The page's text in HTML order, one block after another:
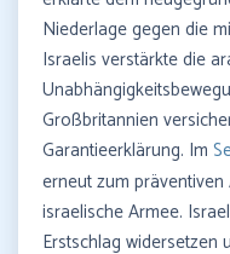
Niederlage gegen die
Israelis verstärkte die
Großbritannien
Garantieerklärung. Im
erneut zum
israelische Armee.
Erstschlag